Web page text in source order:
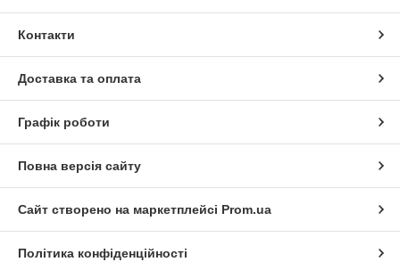
Контакти
Доставка та оплата
Графік роботи
Повна версія сайту
Сайт створено на маркетплейсі Prom.ua
Політика конфіденційності